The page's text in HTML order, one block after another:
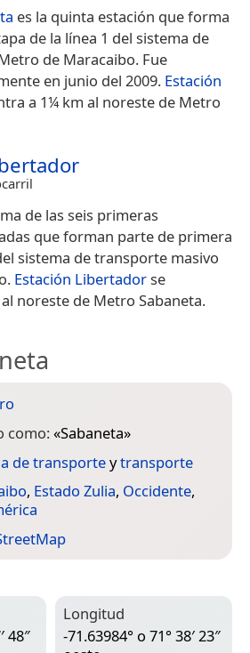
es la quinta estación que forma
de la línea 1 del sistema de
de Maracaibo. Fue
en junio del 2009. Estación
a 1¼ km al noreste de Metro
de las seis primeras
que forman parte de primera
sistema de transporte masivo
Estación Libertadorse
noreste de Metro Sabaneta.
como:«Sabaneta»
de transporteytransporte
, Estado Zulia, Occidente,
48″
Longitud
-71.63984° o 71° 38′ 23″